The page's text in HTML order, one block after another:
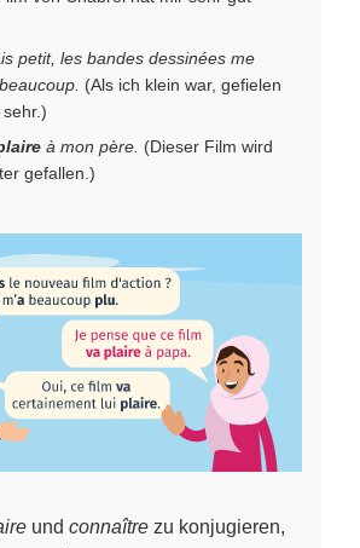
petit, les bandes dessinées me
beaucoup. (Als ich klein war, gefielen
à mon père. (Dieser Film wird
gefallen.)
und connaître zu konjugieren,